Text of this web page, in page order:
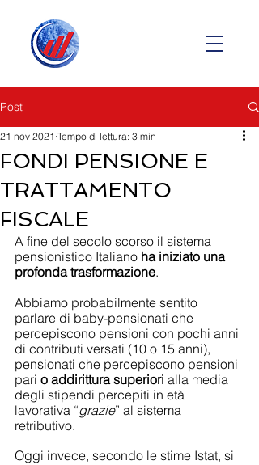
Post
FONDI PENSIONE E
TRATTAMENTO
FISCALE
21 nov 2021 Tempo di lettura: 3 min
A fine del secolo scorso il sistema
pensionistico Italiano ha iniziato una
profonda trasformazione.
Abbiamo probabilmente sentito
parlare di baby-pensionati che
percepiscono pensioni con pochi anni
di contributi versati (10 o 15 anni),
pensionati che percepiscono pensioni
pari o addirittura superiori alla media
degli stipendi percepiti in età
lavorativa “grazie” al sistema
retributivo.
Oggi invece, secondo le stime Istat, si